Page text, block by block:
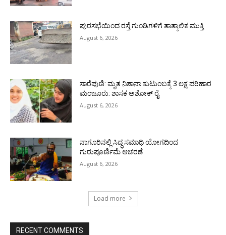
ಪುರಸಭೆಯಿಂದ ರಸ್ತೆ ಗುಂಡಿಗಳಿಗೆ ತಾತ್ಕಾಲಿಕ ಮುಕ್ತಿ
August 6, 2026
ಸಾರೆಪುಣಿ: ಮೃತ ನಿಶಾನಾ ಕುಟುಂಬಕ್ಕೆ 3 ಲಕ್ಷ ಪರಿಹಾರ
ಮಂಜೂರು: ಶಾಸಕ ಅಶೋಕ್ ರೈ
August 6, 2026
ನಾಗೂರಿನಲ್ಲಿ ಸಿದ್ಧ ಸಮಾಧಿ ಯೋಗದಿಂದ
ಗುರುಪೂರ್ಣಿಮೆ ಆಚರಣೆ
August 6, 2026
Load more
RECENT COMMENTS